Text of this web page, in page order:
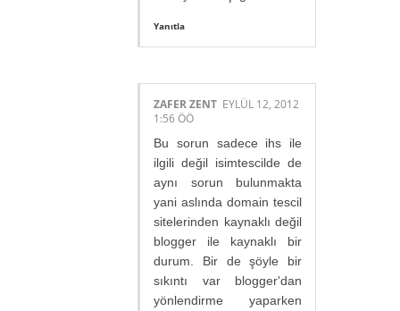
Yanıtla
ZAFER ZENT EYLÜL 12, 2012
1:56 ÖÖ
Bu sorun sadece ihs ile
ilgili değil isimtescilde de
aynı sorun bulunmakta
yani aslında domain tescil
sitelerinden kaynaklı değil
blogger ile kaynaklı bir
durum. Bir de şöyle bir
sıkıntı var blogger'dan
yönlendirme yaparken